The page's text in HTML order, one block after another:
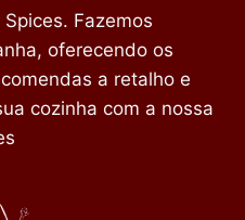
Fazemos
oferecendo os
a retalho e
cozinha com a nossa